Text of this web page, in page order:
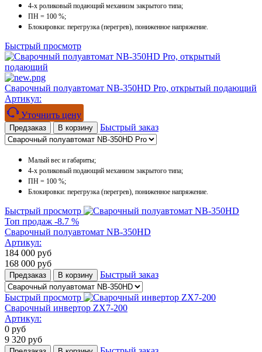
4-х роликовый подающий механизм закрытого типа;
ПН = 100 %;
Блокировки: перегрузка (перегрев), пониженное напряжение.
Быстрый просмотр
Сварочный полуавтомат NB-350HD Pro, открытый подающий
Артикул:
Уточнить цену
Предзаказ В корзину Быстрый заказ
Малый вес и габариты;
4-х роликовый подающий механизм закрытого типа;
ПН = 100 %;
Блокировки: перегрузка (перегрев), пониженное напряжение.
Быстрый просмотр
Топ продаж -8.7 %
Сварочный полуавтомат NB-350HD
Артикул:
184 000 руб
168 000 руб
Предзаказ В корзину Быстрый заказ
Быстрый просмотр
Сварочный инвертор ZX7-200
Артикул:
0 руб
9 320 руб